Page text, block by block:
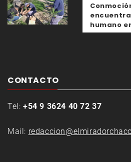
humano
CONTACTO
Tel: +54 9 3624 40 72 37
Mail: